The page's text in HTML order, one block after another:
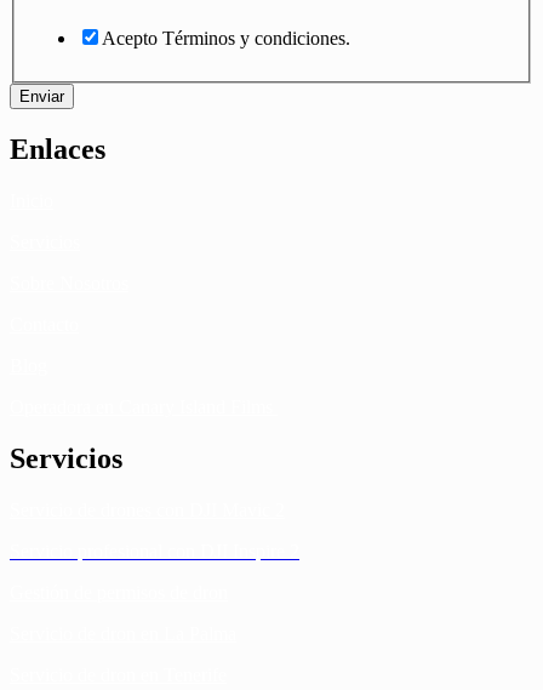
Acepto Términos y condiciones.
Enviar
Enlaces
Servicios